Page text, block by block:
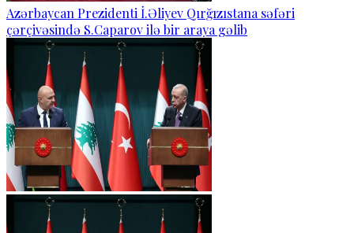
Azərbaycan Prezidenti İ.Əliyev Qırğızıstana səfəri
çərçivəsində S.Caparov ilə bir araya gəlib